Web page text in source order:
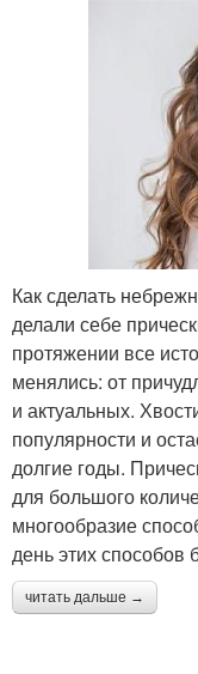
Как сделать
делали себе
протяжении все
менялись: от
и актуальных.
популярности и
долгие годы.
для большого
многообразие
день этих способов
читать дальше →